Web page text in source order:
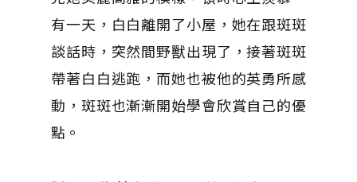
有一天，白白離開了小屋，她在跟斑斑
談話時，突然間野獸出現了，接著斑斑
帶著白白逃跑，而她也被他的英勇所感
動，斑斑也漸漸開始學會欣賞自己的優
點。